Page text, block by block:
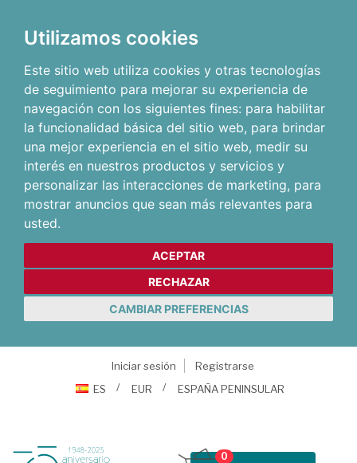
Utilizamos cookies
Este sitio web utiliza cookies y otras tecnologías
de seguimiento para mejorar su experiencia de
navegación con los siguientes fines: para habilitar
la funcionalidad básica del sitio web, para brindar
una mejor experiencia en el sitio web, medir su
interés en nuestros productos y servicios y
personalizar las interacciones de marketing, para
mostrar anuncios que sean más relevantes para
usted.
ACEPTAR
RECHAZAR
CAMBIAR PREFERENCIAS
Iniciar sesión
Registrarse
ES
EUR ESPAÑA PENINSULAR
0